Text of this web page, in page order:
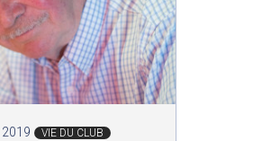
2019 VIE DU CLUB